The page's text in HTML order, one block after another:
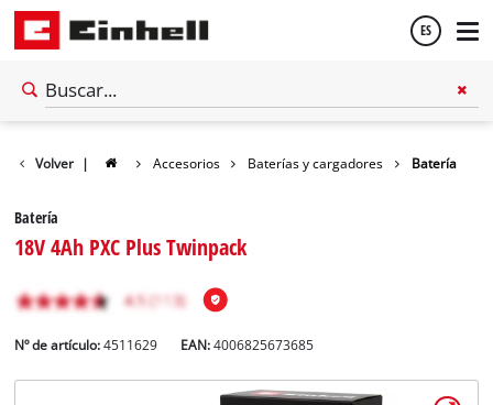
ES
Volver | Accesorios Baterías y cargadores Batería
Batería
18V 4Ah PXC Plus Twinpack
Nº de artículo: 4511629 EAN:4006825673685